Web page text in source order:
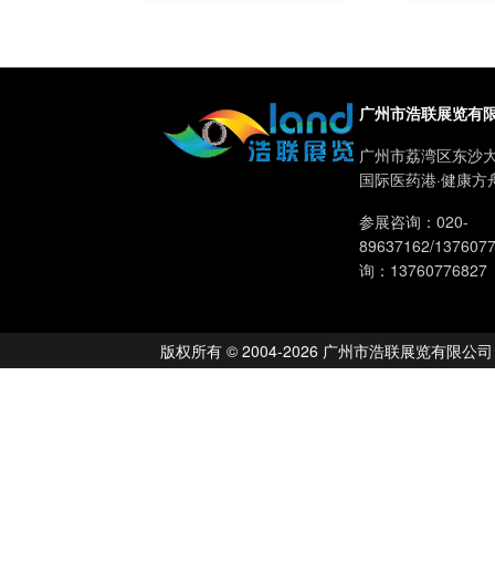
广州市浩联展览有
广州市荔湾区东沙
国际医药港·健康方
参展咨询：020-
89637162/
询：13760776827
版权所有 © 2004-2026 广州市浩联展览有限公